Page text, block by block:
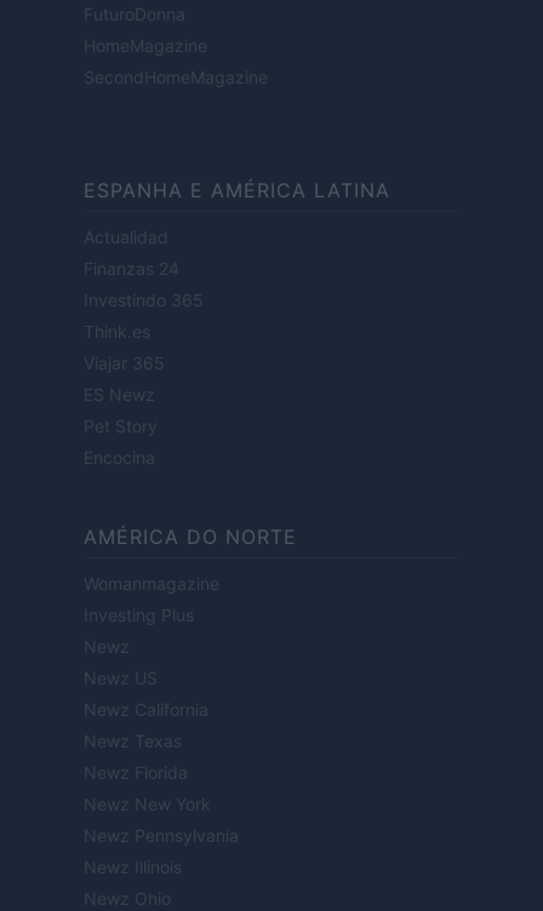
FuturoDonna
HomeMagazine
SecondHomeMagazine
ESPANHA E AMÉRICA LATINA
Actualidad
Finanzas 24
Investindo 365
Think.es
Viajar 365
ES Newz
Pet Story
Encocina
AMÉRICA DO NORTE
Womanmagazine
Investing Plus
Newz
Newz US
Newz California
Newz Texas
Newz Florida
Newz New York
Newz Pennsylvania
Newz Illinois
Newz Ohio